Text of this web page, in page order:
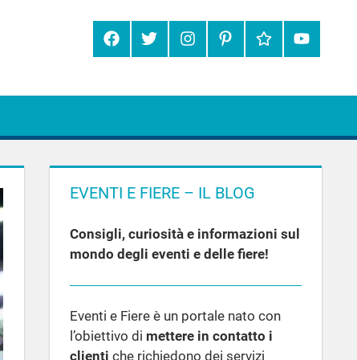
FacebookTwitterInstagramPinterestGoogle+YouTube
EVENTI E FIERE – IL BLOG
Consigli, curiosità e informazioni sul
mondo degli eventi e delle fiere!
Eventi e Fiere è un portale nato con
l’obiettivo di mettere in contatto i
clienti che richiedono dei servizi